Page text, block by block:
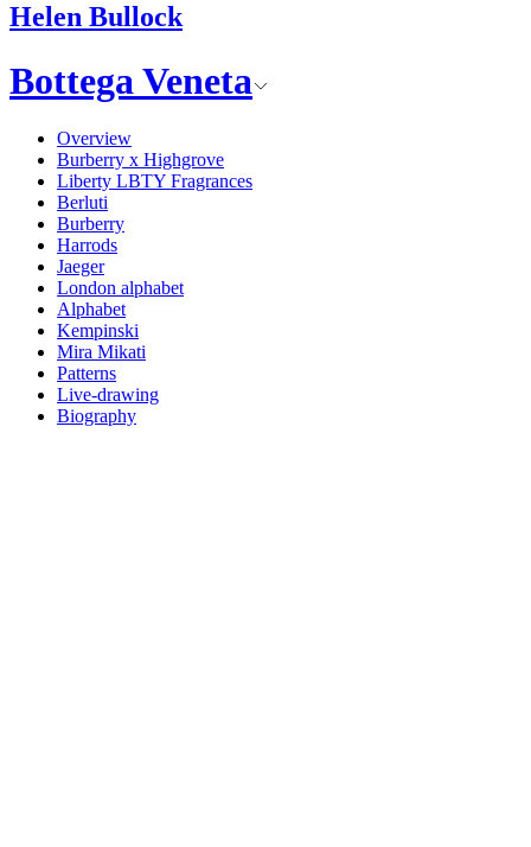
Helen Bullock
Bottega Veneta
Overview
Burberry x Highgrove
Liberty LBTY Fragrances
Berluti
Burberry
Harrods
Jaeger
London alphabet
Alphabet
Kempinski
Mira Mikati
Patterns
Live-drawing
Biography